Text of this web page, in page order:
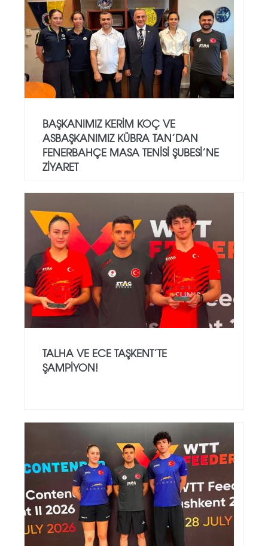
BAŞKANIMIZ KERIM KOÇ VE
ASBAŞKANIMIZ KÜBRA TAN’DAN
FENERBAHÇE MASA TENISI ŞUBESI’NE
ZIYARET
TALHA VE ECE TAŞKENT’TE
ŞAMPIYON!